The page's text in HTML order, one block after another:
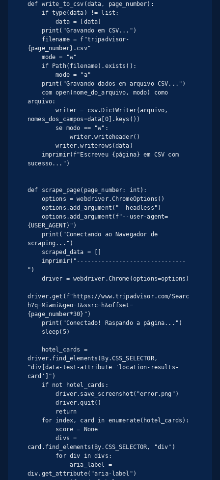
def write_to_csv(data, page_number):
        data = [data]
{page_number}.csv"
        mode = "a"
arquivo:
        writer = csv.DictWriter(arquivo,
nomes_dos_campos=data[0].keys())
        writer.writerows(data)
sucesso...")
def scrape_page(page_number: int):
{USER_AGENT}")
scraping...")
")
driver.get(f"https://www.tripadvisor.com/Searc
h?q=Miami&geo=1&ssrc=h&offset=
{page_number*30}")
driver.find_elements(By.CSS_SELECTOR,
"div[data-test-attribute='location-results-
card']")
        driver.save_screenshot("error.png")
        driver.quit()
        divs =
card.find_elements(By.CSS_SELECTOR, "div")
div.get_attribute("aria-label")